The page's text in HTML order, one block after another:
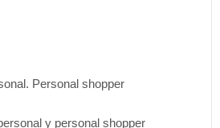
Personal shopper
y personal shopper